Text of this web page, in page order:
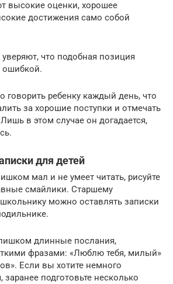
высокие оценки, хорошее
достижения само собой
что подобная позиция
ошибкой.
говорить ребенку каждый день, что
за хорошие поступки и отмечать
в этом случае он догадается,
для детей
мал и не умеет читать, рисуйте
смайлики. Старшему
можно оставлять записки
длинные послания,
фразами: «Люблю тебя, милый»
Если вы хотите немного
подготовьте несколько